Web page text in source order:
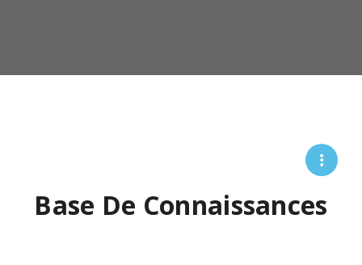
Base De Connaissances